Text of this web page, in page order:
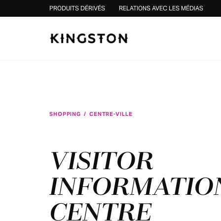
Skip to contentPRODUITS DÉRIVÉS RELATIONS AVEC LES MÉDIAS
SHOPPING / CENTRE-VILLE
VISITOR
CENTRE